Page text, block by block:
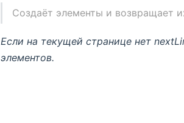
Создаёт элементы и возвращает
Если на текущей странице нет
элементов.